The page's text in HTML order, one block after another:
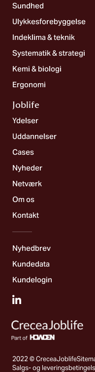
Sundhed
Ulykkesforebyggelse
Indeklima & teknik
Systematik & strategi
Kemi & biologi
Ergonomi
Joblife​
Ydelser
Uddannelser
Cases
Nyheder
Netværk
Om os
Kontakt
Nyhedbrev
Kundedata
Kundelogin
2022 © CreceaJoblife
Salgs- og